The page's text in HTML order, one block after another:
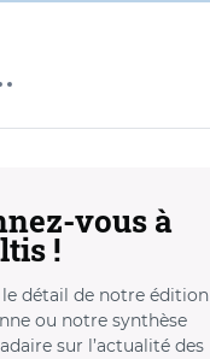
vous à
!
le détail de notre édition
ou notre synthèse
sur l’actualité des